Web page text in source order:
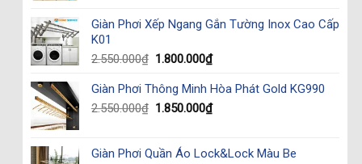
1.550.000₫.950.000₫.
Giàn Phơi Xếp Ngang Gắn Tường Inox Cao Cấp
K01
2.550.000₫ Original
was:
2.550.000₫.
1.800.000₫Current
is:
1.800.000₫.
Giàn Phơi Thông Minh Hòa Phát Gold KG990
2.550.000₫ Original
2.550.000₫.
1.850.000₫Current
1.850.000₫.
Giàn Phơi Quần Áo Lock&Lock Màu Be